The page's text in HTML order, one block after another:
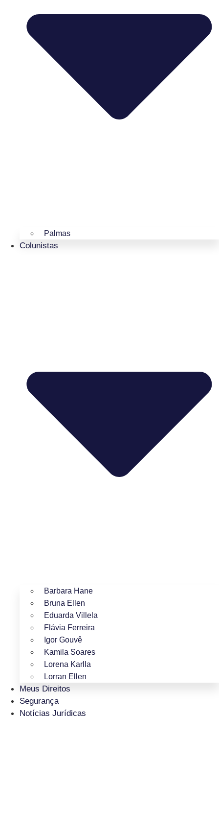
Palmas
Colunistas
Barbara Hane
Bruna Ellen
Eduarda Villela
Flávia Ferreira
Igor Gouvê
Kamila Soares
Lorena Karlla
Lorran Ellen
Meus Direitos
Segurança
Notícias Jurídicas